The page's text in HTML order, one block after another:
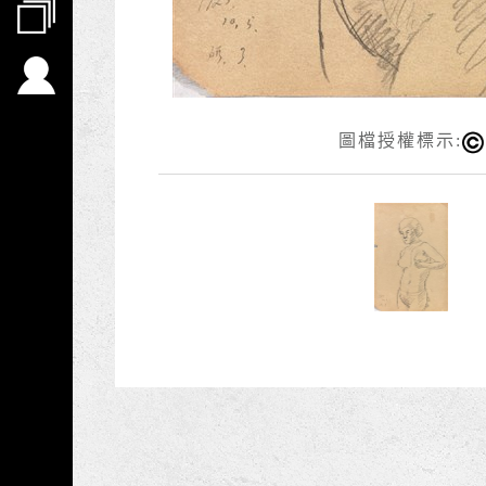
圖檔授權標示: